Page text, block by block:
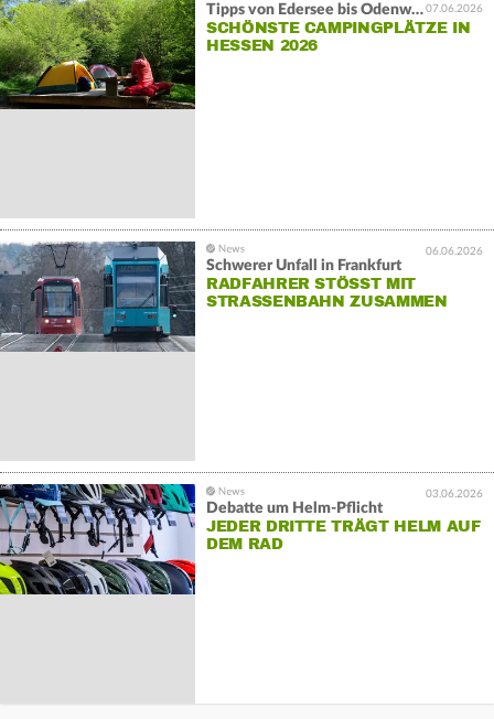
07.06.2026
Tipps von Edersee bis Odenwald
SCHÖNSTE CAMPINGPLÄTZE IN
HESSEN 2026
06.06.2026
Schwerer Unfall in Frankfurt
RADFAHRER STÖSST MIT S
TRASSENBAHN ZUSAMMEN
03.06.2026
Debatte um Helm-Pflicht
JEDER DRITTE TRÄGT HELM AUF
DEM RAD